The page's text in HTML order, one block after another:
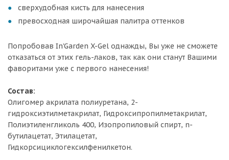
сверхудобная кисть для нанесения
превосходная широчайшая палитра оттенков
Попробовав In'Garden X-Gel однажды, Вы уже не сможете
отказаться от этих гель-лаков, так как они станут Вашими
фаворитами уже с первого нанесения!
Состав:
Олигомер акрилата полиуретана, 2-
гидроксиэтилметакрилат, Гидроксипропилметакрилат,
Полиэтиленгликоль 400, Изопропиловый спирт, n-
бутилацетат, Этилацетат,
Гидкорсициклогексилфенилкетон.